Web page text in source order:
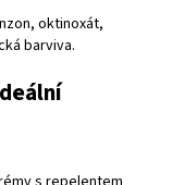
oktinoxát,
barviva.